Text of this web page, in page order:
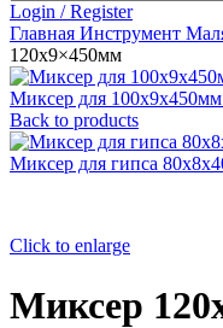
Login / Register
Главная Инструмент
120х9×450мм
Миксер для 100х9x450мм
Back to products
Миксер для гипса
Click to enlarge
Миксер